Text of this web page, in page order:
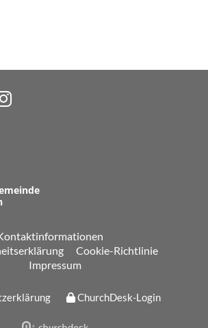
Cookie-Richtlinie
Impressum
ChurchDesk-Login